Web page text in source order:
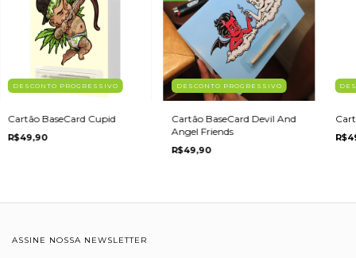
DESCONTO PROGRESSIVO
Cartão BaseCard Cupid
R$49,90
DESCONTO PROGRESSIVO
Cartão BaseCard Devil And
Angel Friends
R$49,90
ASSINE NOSSA NEWSLETTER